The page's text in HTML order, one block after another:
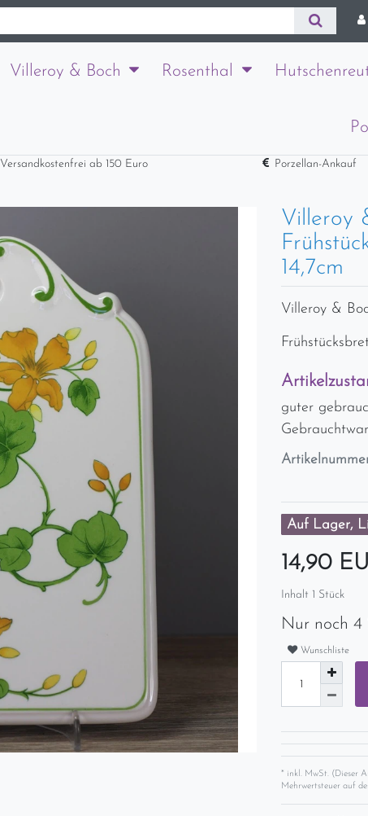
Villeroy & Boch Rosenthal
Versandkostenfrei ab 150 Euro Porzellan-Ankauf
Villeroy
14,7cm
Villeroy &
guter
Auf Lager,
14,90
Inhalt 1 Stück
Nur noch
Wunschliste
* inkl. MwSt. (Dieser
Mehrwertsteuer auf